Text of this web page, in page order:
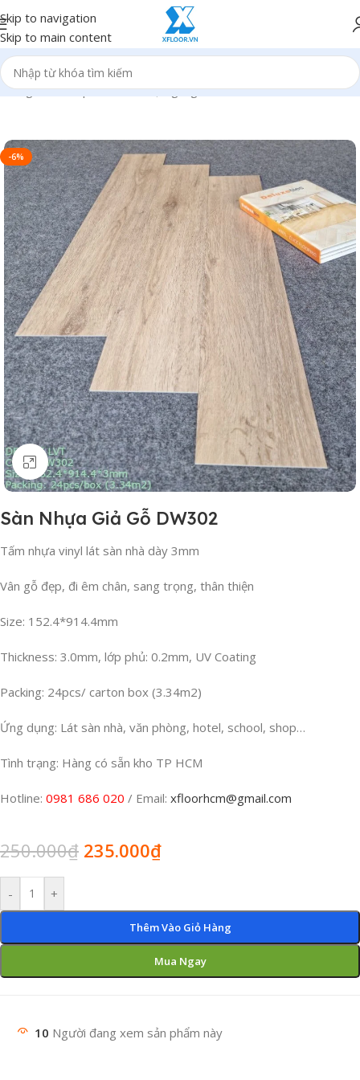
Skip to navigation
Skip to main content
Trang chủ/Sản phẩm/Sàn nhựa giả gỗ
-6%
Click to enlarge
Sàn Nhựa Giả Gỗ DW302
Tấm nhựa vinyl lát sàn nhà dày 3mm
Vân gỗ đẹp, đi êm chân, sang trọng, thân thiện
Size: 152.4*914.4mm
Thickness: 3.0mm, lớp phủ: 0.2mm, UV Coating
Packing: 24pcs/ carton box (3.34m2)
Ứng dụng: Lát sàn nhà, văn phòng, hotel, school, shop…
Tình trạng: Hàng có sẵn kho TP HCM
Hotline: 0981 686 020 / Email: xfloorhcm@gmail.com
250.000₫ 235.000₫
- +
Thêm Vào Giỏ Hàng
Mua Ngay
10 Người đang xem sản phẩm này